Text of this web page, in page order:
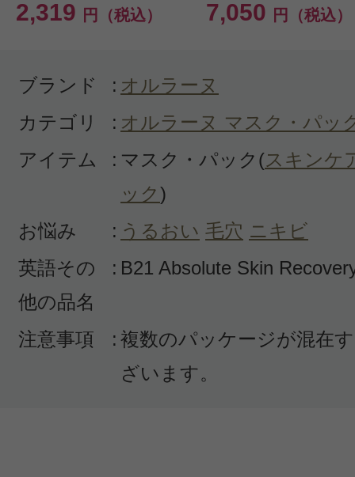
私には合いませんでした。
投稿日：2022年04月
みー 様
感じた効能：毛穴/唇の荒れ・乾燥/リ
購入品：マスクエクラ（マスク アブ
用後には目に見えて肌色が明るく
リ、サッパリ、顔に出ていた疲労感
2,319 円（税込） 7,050 円（税込）
ブランド : オルラーヌ
カテゴリ
: オルラーヌ マスク・パッ
アイテム
: マスク・パック(スキンケ
ック)
お悩み
: うるおい 毛穴 ニキビ
英語その
他の品名
: B21 Absolute Skin
注意事項 : 複数のパッケージが混在
ざいます。